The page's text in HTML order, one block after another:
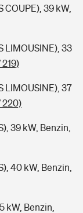
COUPE), 39 kW,
LIMOUSINE), 33
LIMOUSINE), 37
220)
39 kW, Benzin,
40 kW, Benzin,
kW, Benzin,